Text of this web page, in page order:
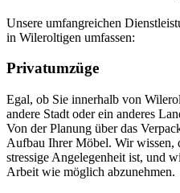
Unsere umfangreichen
in Wileroltigen umfassen:
Privatumzüge
Egal, ob Sie innerhalb von
andere Stadt oder ein anderes
Von der Planung über das
Aufbau Ihrer Möbel. Wir wissen,
stressige Angelegenheit ist, und
Arbeit wie möglich abzunehmen.